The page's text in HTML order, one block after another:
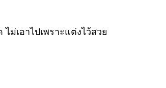
ม่เอาไปเพราะแต่งไว้สวย